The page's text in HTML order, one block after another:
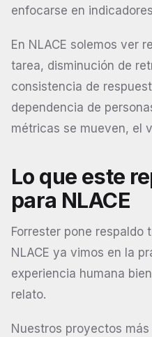
enfocarse en
En NLACE solemos ver
tarea, disminución de
consistencia de
dependencia de
métricas se mueven, el
Lo que este
para NLACE
Forrester pone respaldo
NLACE ya vimos en la
experiencia humana
relato.
Nuestros proyectos